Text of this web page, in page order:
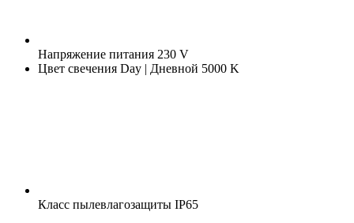
Напряжение питания 230 V
Цвет свечения Day | Дневной 5000 K
Класс пылевлагозащиты IP65